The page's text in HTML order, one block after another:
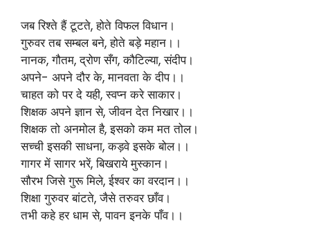
जब रिश्ते हैं टूटते, होते विफल विधान।
गुरुवर तब सम्बल बने, होते बड़े महान।।
नानक, गौतम, द्रोण सँग, कौटिल्या, संदीप।
अपने- अपने दौर के, मानवता के दीप।।
चाहत को पर दे यही, स्वप्न करे साकार।
शिक्षक अपने ज्ञान से, जीवन देत निखार।।
शिक्षक तो अनमोल है, इसको कम मत तोल।
सच्ची इसकी साधना, कड़वे इसके बोल।।
गागर में सागर भरें, बिखराये मुस्कान।
सौरभ जिसे गुरू मिले, ईश्वर का वरदान।।
शिक्षा गुरुवर बांटते, जैसे तरुवर छाँव।
तभी कहे हर धाम से, पावन इनके पाँव।।